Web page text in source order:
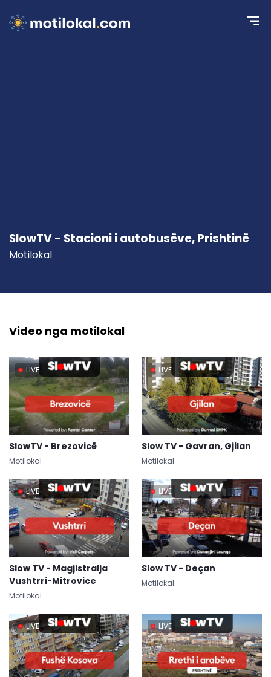
SlowTV - Stacioni i autobusëve, Prishtinë
Motilokal
Video nga motilokal
LIVE
SlowTV - Brezovicë
Motilokal
LIVE
Slow TV - Gavran, Gjilan
Motilokal
LIVE
Slow TV - Magjistralja
Vushtrri-Mitrovice
Motilokal
LIVE
Slow TV - Deçan
Motilokal
LIVE LIVE